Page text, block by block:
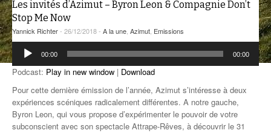
ANCIENNES ÉMISSIONS
Les invités d’Azimut – Byron Leon & Compagnie Don’t
Stop Me Now
Yannick Richter- 26/12/2018 - A la une Azimut Emissions
Lecteur
audio
00:00 00:00
Podcast: Play in new window | Download
Pour cette dernière émission de l’année, Azimut s’intéresse à deux
expériences scéniques radicalement différentes. A notre gauche,
Byron Leon, qui vous propose d’expérimenter le pouvoir de votre
subconscient avec son spectacle Attrape-Rêves, à découvrir le 31